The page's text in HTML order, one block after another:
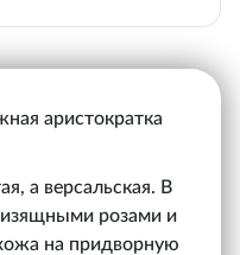
аристократка
а версальская. В
розами и
на придворную